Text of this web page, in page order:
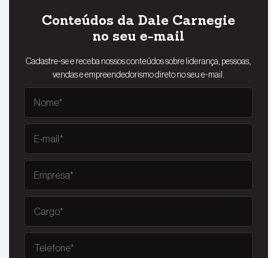
Conteúdos da Dale Carnegie
no seu e-mail
Cadastre-se e receba nossos conteúdos sobre liderança, pessoas,
vendas e empreendedorismo direto no seu e-mail.